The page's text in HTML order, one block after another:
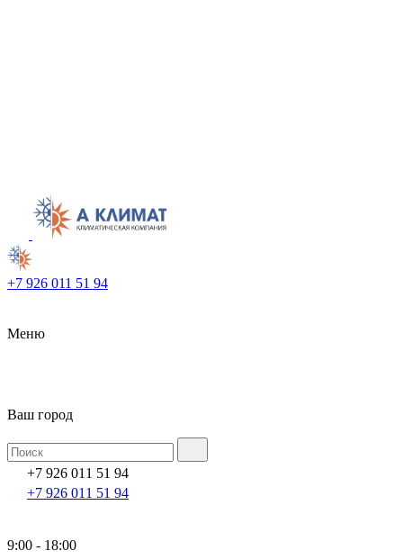
+7 926 011 51 94
Меню
Ваш город
+7 926 011 51 94
+7 926 011 51 94
9:00 - 18:00